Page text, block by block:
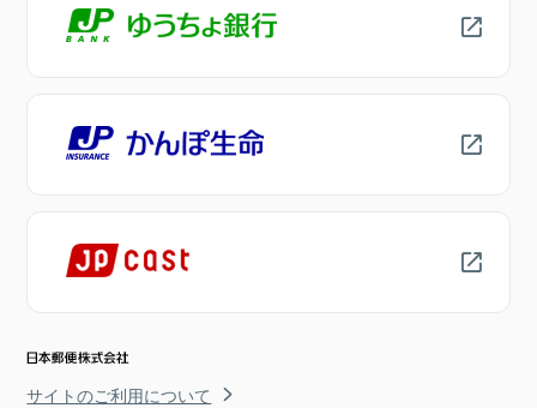
サイトのご利用について